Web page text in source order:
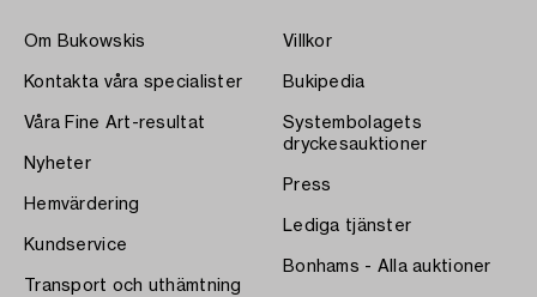
Om Bukowskis
Kontakta våra specialister
Våra Fine Art-resultat
Nyheter
Hemvärdering
Kundservice
Transport och uthämtning
Villkor
Bukipedia
Systembolagets
dryckesauktioner
Press
Lediga tjänster
Bonhams - Alla auktioner